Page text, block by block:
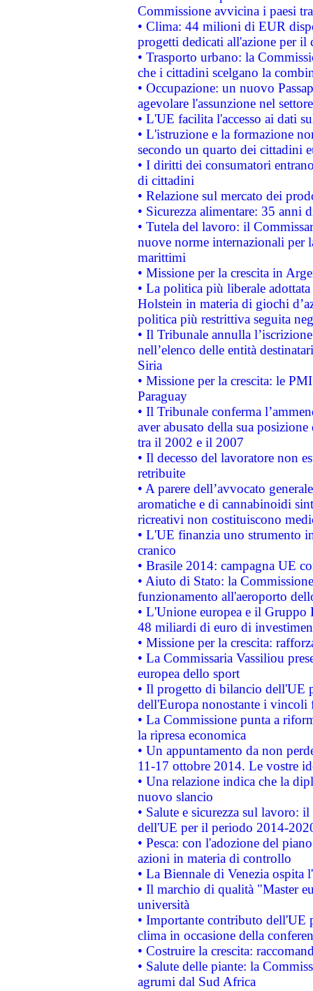
Commissione avvicina i paesi
• Clima: 44 milioni di EUR
progetti dedicati all'azione per il
• Trasporto urbano: la
che i cittadini scelgano la
• Occupazione: un nuovo
agevolare l'assunzione nel
• L'UE facilita l'accesso ai dati
• L'istruzione e la formazione
secondo un quarto dei cittadini
• I diritti dei consumatori
di cittadini
• Relazione sul mercato dei
• Sicurezza alimentare: 35 anni
• Tutela del lavoro: il
nuove norme internazionali per
marittimi
• Missione per la crescita in
• La politica più liberale
Holstein in materia di giochi
politica più restrittiva seguita
• Il Tribunale annulla
nell’elenco delle entità
Siria
• Missione per la crescita: le
Paraguay
• Il Tribunale conferma
aver abusato della sua
tra il 2002 e il 2007
• Il decesso del lavoratore non
retribuite
• A parere dell’avvocato
aromatiche e di cannabinoidi
ricreativi non costituiscono
• L'UE finanzia uno strumento
cranico
• Brasile 2014: campagna UE
• Aiuto di Stato: la
funzionamento all'aeroporto
• L'Unione europea e il
48 miliardi di euro di
• Missione per la crescita:
• La Commissaria Vassiliou
europea dello sport
• Il progetto di bilancio dell'UE
dell'Europa nonostante i vincoli
• La Commissione punta a
la ripresa economica
• Un appuntamento da non
11-17 ottobre 2014. Le vostre
• Una relazione indica che la
nuovo slancio
• Salute e sicurezza sul lavoro:
dell'UE per il periodo 2014-
• Pesca: con l'adozione del
azioni in materia di controllo
• La Biennale di Venezia ospita
• Il marchio di qualità "Master
università
• Importante contributo dell'UE
clima in occasione della
• Costruire la crescita:
• Salute delle piante: la
agrumi dal Sud Africa